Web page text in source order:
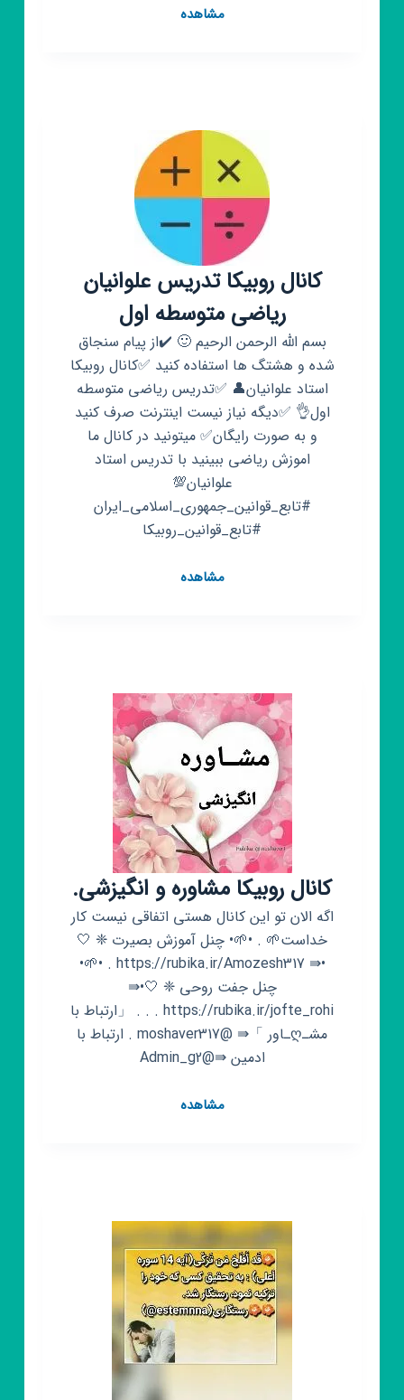
مشاهدهکانال
کانال روبیکا تدریس علوانیان
ریاضی متوسطه اول
بسم الله الرحمن الرحیم 🙂 ✔️از پیام سنجاق
شده و هشتگ ها استفاده کنید ✅کانال روبیکا
استاد علوانیان👤 ✅تدریس ریاضی متوسطه
اول👌 ✅دیگه نیاز نیست اینترنت صرف کنید
و به صورت رایگان✅ میتونید در کانال ما
اموزش ریاضی ببینید با تدریس استاد
علوانیان💯
#تابع_قوانین_جمهوری_اسلامی_ایران
#تابع_قوانین_روبیکا
مشاهدهکانال
اول
کانال روبیکا مشاوره و انگیزشی.
اگه الان تو این کانال هستی اتفاقی نیست کار
خداست🌱 . •🌱• چنل آموزش بصیرت ❈ 🤍
•⇛ https://rubika.ir/Amozesh317 . •🌱•
چنل جفت روحی ❈ ‌‌🤍•⇛
https://rubika.ir/jofte_rohi . . . 「ارتباط با
مشـღـاور 」‌‌⇛ @moshaver317 . ارتباط با
ادمین ‌‌‌⇛@Admin_g2
مشاهدهکانال